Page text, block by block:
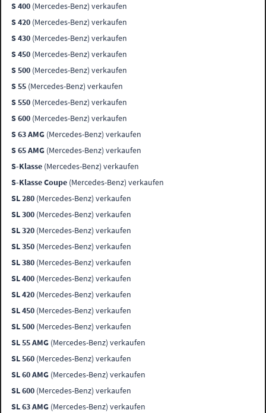
S 400 (Mercedes-Benz) verkaufen
S 420 (Mercedes-Benz) verkaufen
S 430 (Mercedes-Benz) verkaufen
S 450 (Mercedes-Benz) verkaufen
S 500 (Mercedes-Benz) verkaufen
S 55 (Mercedes-Benz) verkaufen
S 550 (Mercedes-Benz) verkaufen
S 600 (Mercedes-Benz) verkaufen
S 63 AMG (Mercedes-Benz) verkaufen
S 65 AMG (Mercedes-Benz) verkaufen
S-Klasse (Mercedes-Benz) verkaufen
S-Klasse Coupe (Mercedes-Benz) verkaufen
SL 280 (Mercedes-Benz) verkaufen
SL 300 (Mercedes-Benz) verkaufen
SL 320 (Mercedes-Benz) verkaufen
SL 350 (Mercedes-Benz) verkaufen
SL 380 (Mercedes-Benz) verkaufen
SL 400 (Mercedes-Benz) verkaufen
SL 420 (Mercedes-Benz) verkaufen
SL 450 (Mercedes-Benz) verkaufen
SL 500 (Mercedes-Benz) verkaufen
SL 55 AMG (Mercedes-Benz) verkaufen
SL 560 (Mercedes-Benz) verkaufen
SL 60 AMG (Mercedes-Benz) verkaufen
SL 600 (Mercedes-Benz) verkaufen
SL 63 AMG (Mercedes-Benz) verkaufen